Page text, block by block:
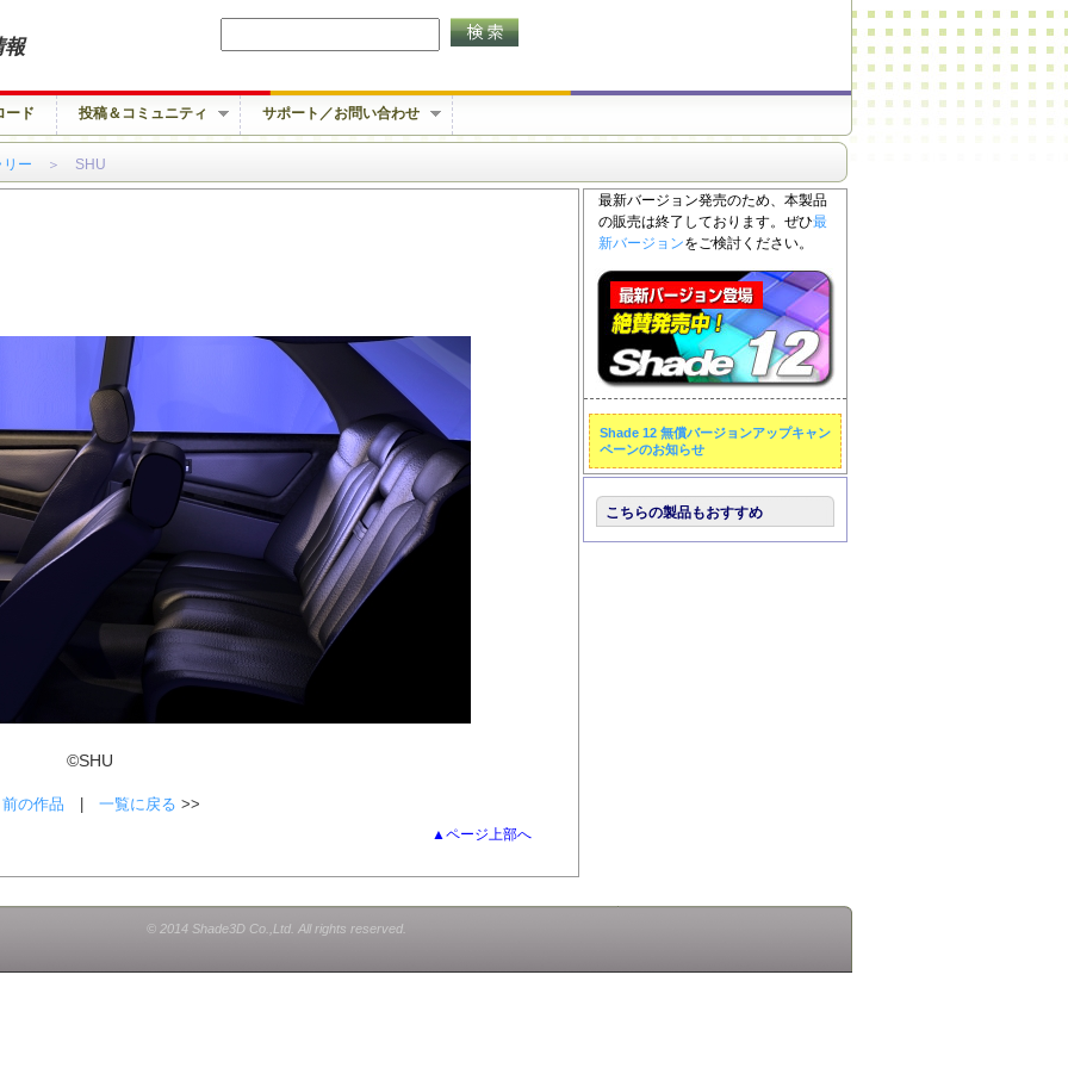
報
ード 投稿＆コミュニティ サポート／お問い合わせ
ー ＞ SHU
最新バージョン発売のため、本製品
の販売は終了しております。ぜひ最
新バージョンをご検討ください。
Shade 12 無償バージョンアップキャン
ペーンのお知らせ
©SHU
前の作品 一覧に戻る >>
▲ページ上部へ
こちらの製品もおすすめ
© 2014 Shade3D Co.,Ltd. All rights reserved.